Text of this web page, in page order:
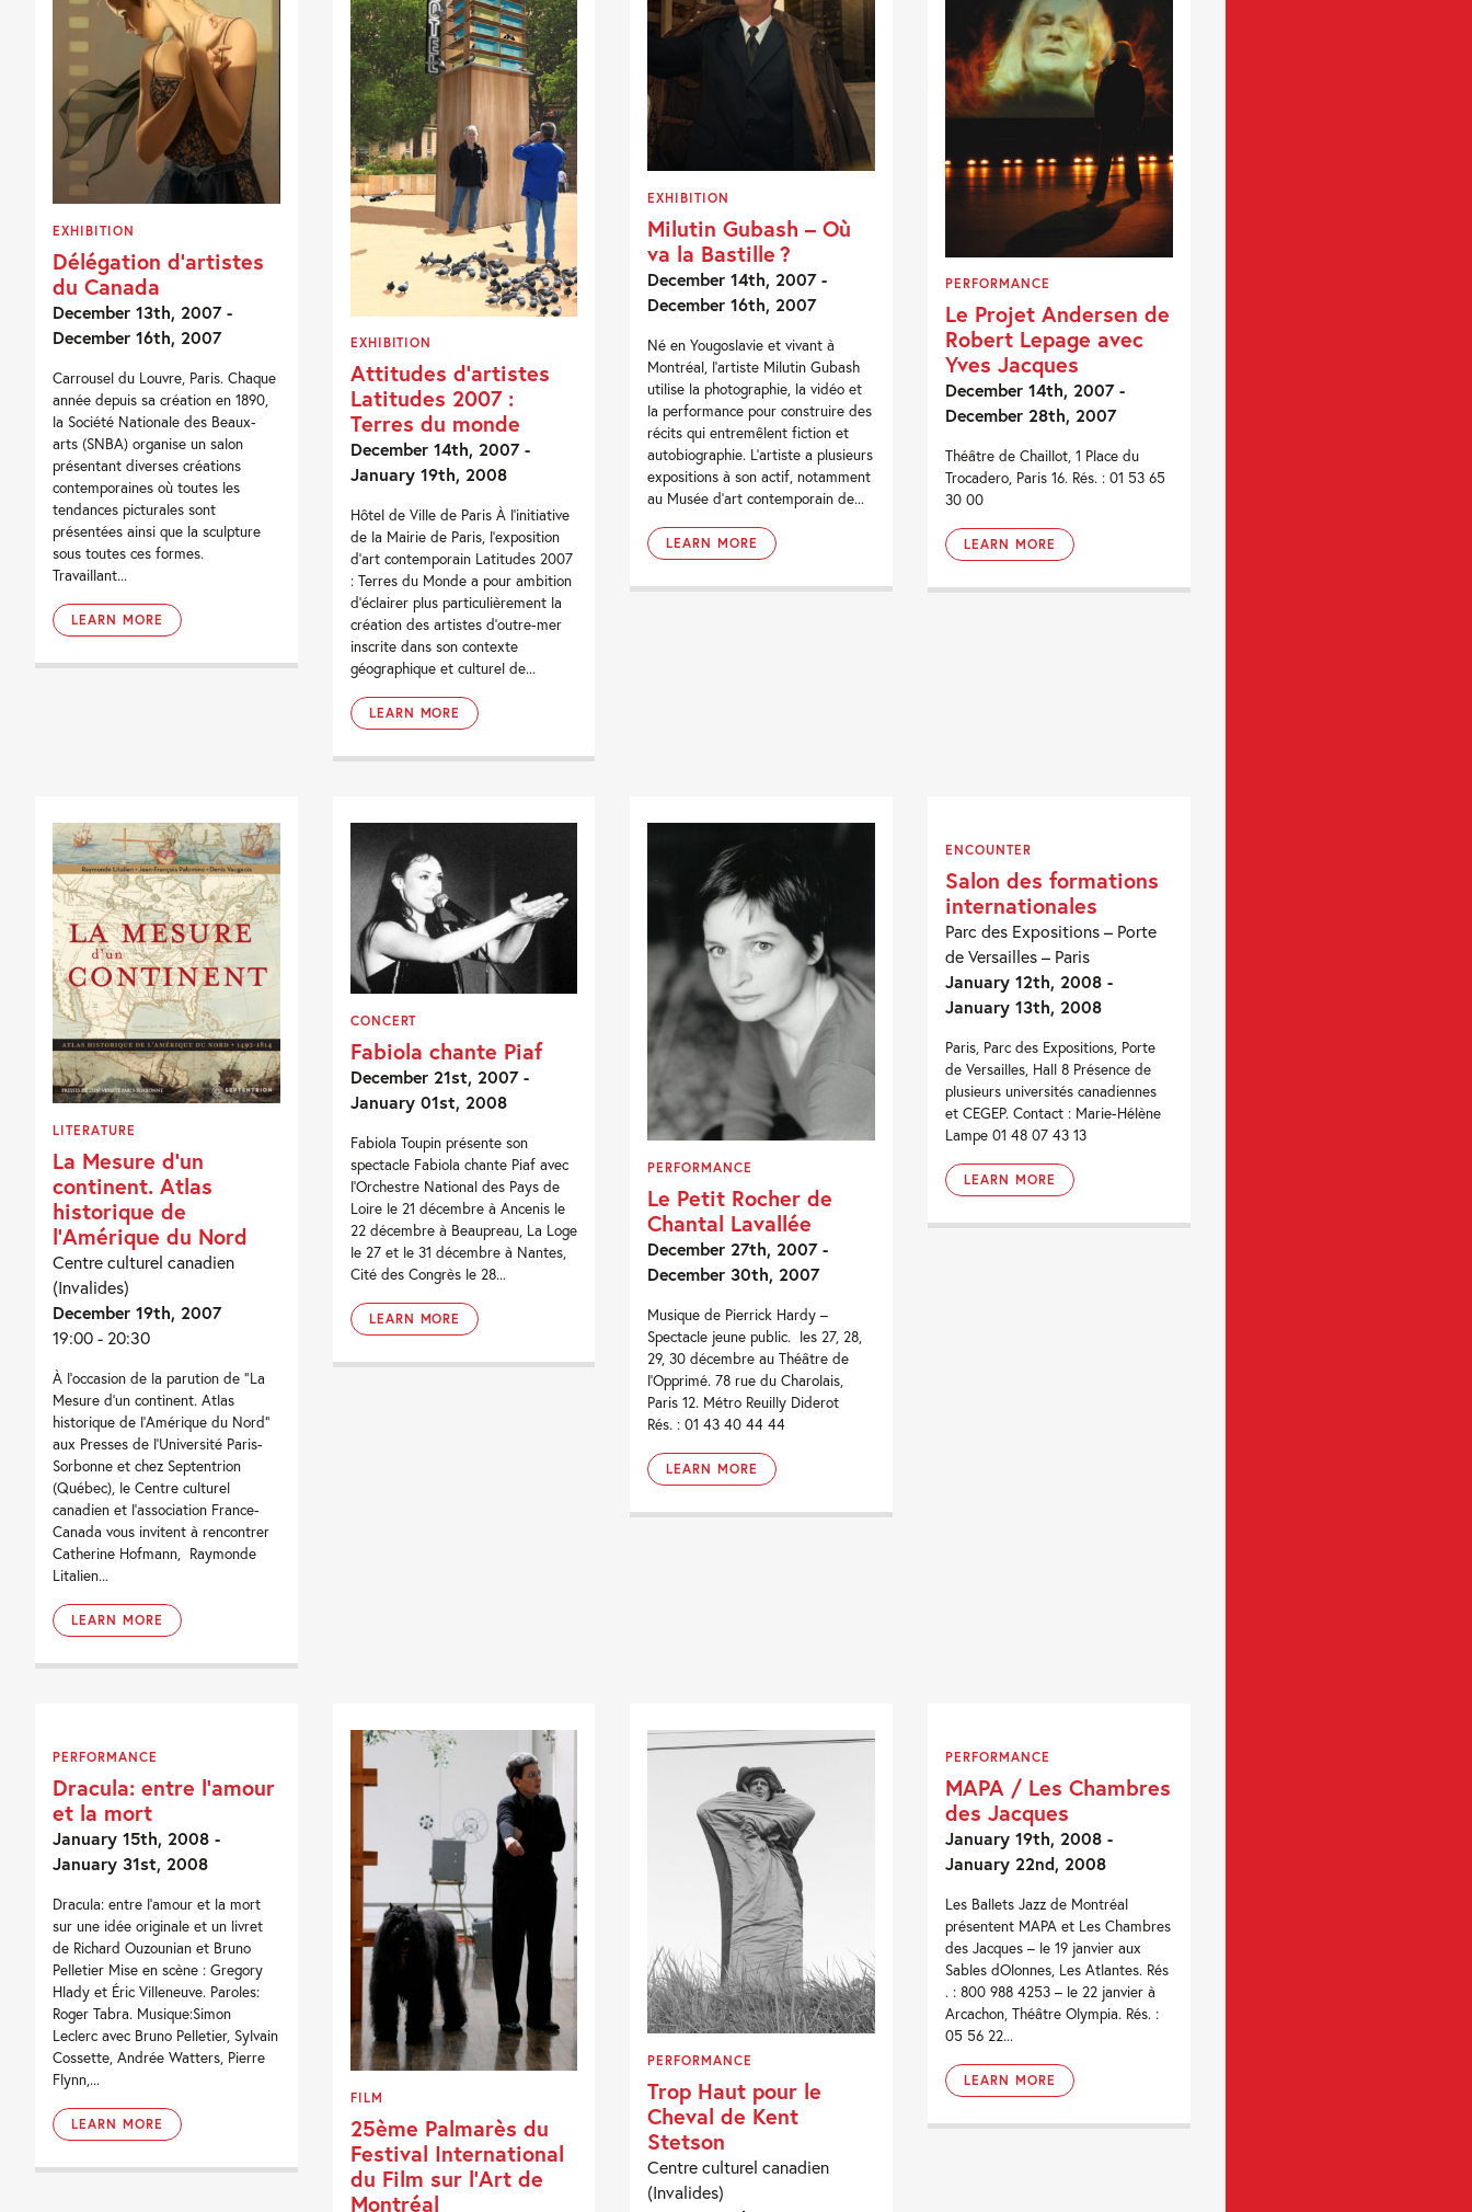
EXHIBITION
Délégation d’artistes
du Canada
December 13th, 2007 -
December 16th, 2007
Carrousel du Louvre, Paris. Chaque
année depuis sa création en 1890,
la Société Nationale des Beaux-
arts (SNBA) organise un salon
présentant diverses créations
contemporaines où toutes les
tendances picturales sont
présentées ainsi que la sculpture
sous toutes ces formes.
Travaillant...
LEARN MORE
EXHIBITION
Attitudes d’artistes
Latitudes 2007 :
Terres du monde
December 14th, 2007 -
January 19th, 2008
Hôtel de Ville de Paris À l’initiative
de la Mairie de Paris, l’exposition
d’art contemporain Latitudes 2007
: Terres du Monde a pour ambition
d’éclairer plus particulièrement la
création des artistes d’outre-mer
inscrite dans son contexte
géographique et culturel de...
LEARN MORE
EXHIBITION
Milutin Gubash – Où
va la Bastille ?
December 14th, 2007 -
December 16th, 2007
Né en Yougoslavie et vivant à
Montréal, l’artiste Milutin Gubash
utilise la photographie, la vidéo et
la performance pour construire des
récits qui entremêlent fiction et
autobiographie. L’artiste a plusieurs
expositions à son actif, notamment
au Musée d’art contemporain de...
LEARN MORE
PERFORMANCE
Le Projet Andersen de
Robert Lepage avec
Yves Jacques
December 14th, 2007 -
December 28th, 2007
Théâtre de Chaillot, 1 Place du
Trocadero, Paris 16. Rés. : 01 53 65
30 00
LEARN MORE
LITERATURE
La Mesure d’un
continent. Atlas
historique de
l’Amérique du Nord
Centre culturel canadien
(Invalides)
December 19th, 2007
19:00 - 20:30
À l’occasion de la parution de “La
Mesure d’un continent. Atlas
historique de l’Amérique du Nord”
aux Presses de l’Université Paris-
Sorbonne et chez Septentrion
(Québec), le Centre culturel
canadien et l’association France-
Canada vous invitent à rencontrer
Catherine Hofmann, Raymonde
Litalien...
LEARN MORE
CONCERT
Fabiola chante Piaf
December 21st, 2007 -
January 01st, 2008
Fabiola Toupin présente son
spectacle Fabiola chante Piaf avec
l’Orchestre National des Pays de
Loire le 21 décembre à Ancenis le
22 décembre à Beaupreau, La Loge
le 27 et le 31 décembre à Nantes,
Cité des Congrès le 28...
LEARN MORE
PERFORMANCE
Le Petit Rocher de
Chantal Lavallée
December 27th, 2007 -
December 30th, 2007
Musique de Pierrick Hardy –
Spectacle jeune public. les 27, 28,
29, 30 décembre au Théâtre de
l’Opprimé. 78 rue du Charolais,
Paris 12. Métro Reuilly Diderot
Rés. : 01 43 40 44 44
LEARN MORE
ENCOUNTER
Salon des formations
internationales
Parc des Expositions – Porte
de Versailles – Paris
January 12th, 2008 -
January 13th, 2008
Paris, Parc des Expositions, Porte
de Versailles, Hall 8 Présence de
plusieurs universités canadiennes
et CEGEP. Contact : Marie-Hélène
Lampe 01 48 07 43 13
LEARN MORE
PERFORMANCE
Dracula: entre l’amour
et la mort
January 15th, 2008 -
January 31st, 2008
Dracula: entre l’amour et la mort
sur une idée originale et un livret
de Richard Ouzounian et Bruno
Pelletier Mise en scène : Gregory
Hlady et Éric Villeneuve. Paroles:
Roger Tabra. Musique:Simon
Leclerc avec Bruno Pelletier, Sylvain
Cossette, Andrée Watters, Pierre
Flynn,...
LEARN MORE
FILM
25ème Palmarès du
Festival International
du Film sur l’Art de
Montréal
PERFORMANCE
Trop Haut pour le
Cheval de Kent
Stetson
Centre culturel canadien
(Invalides)
PERFORMANCE
MAPA / Les Chambres
des Jacques
January 19th, 2008 -
January 22nd, 2008
Les Ballets Jazz de Montréal
présentent MAPA et Les Chambres
des Jacques – le 19 janvier aux
Sables dOlonnes, Les Atlantes. Rés
. : 800 988 4253 – le 22 janvier à
Arcachon, Théâtre Olympia. Rés. :
05 56 22...
LEARN MORE